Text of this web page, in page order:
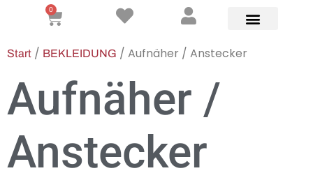
0
Start / BEKLEIDUNG / Aufnäher / Anstecker
Aufnäher /
Anstecker